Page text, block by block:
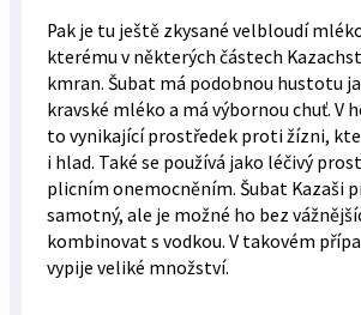
Pak je tu ještě zkysané velbloudí
kterému v některých částech
kmran. Šubat má podobnou hustotu
kravské mléko a má výbornou chuť. V
to vynikající prostředek proti žízni,
i hlad. Také se používá jako léčivý
plicním onemocněním. Šubat Kazaši
samotný, ale je možné ho bez
kombinovat s vodkou. V takovém
vypije veliké množství.